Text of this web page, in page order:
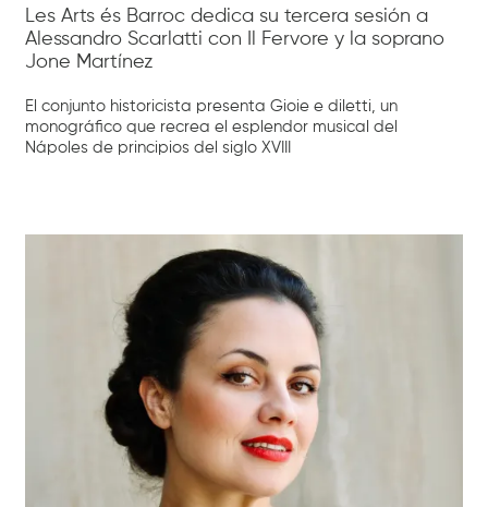
Les Arts és Barroc dedica su tercera sesión a
Alessandro Scarlatti con Il Fervore y la soprano
Jone Martínez
El conjunto historicista presenta Gioie e diletti, un
monográfico que recrea el esplendor musical del
Nápoles de principios del siglo XVIII